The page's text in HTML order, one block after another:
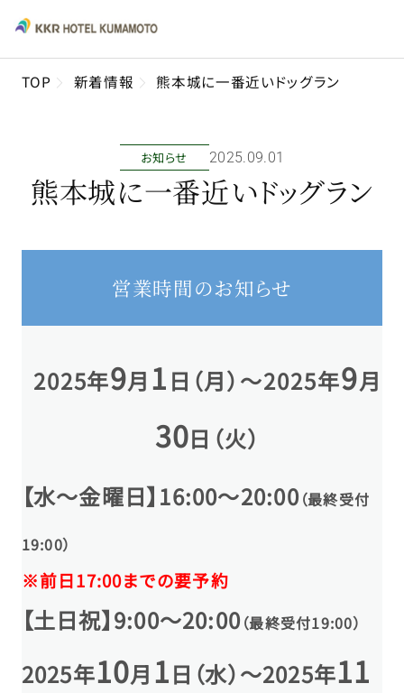
TOP 新着情報 熊本城に一番近いドッグラン
熊本城に一番近いドッグラン
2025年09月01日
お知らせ
営業時間のお知らせ
2025年9月 1 日（月）～2025年9月
30日（火）
【水～金曜日】16:00～20:00 （最終受付
19:00）
※前日17:00までの要予約
【土日祝】9:00～20:00 （最終受付19:00）
2025年10月 1日（水）～2025年11